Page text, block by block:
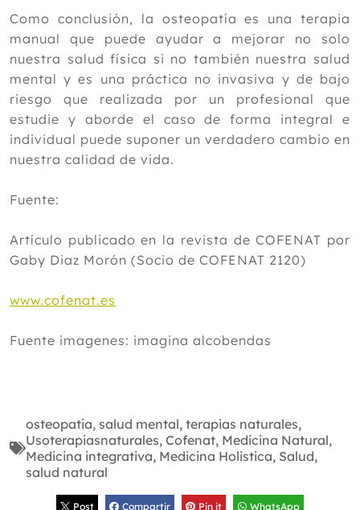
Como conclusión, la osteopatía es una terapia
manual que puede ayudar a mejorar no solo
nuestra salud física si no también nuestra salud
mental y es una práctica no invasiva y de bajo
riesgo que realizada por un profesional que
estudie y aborde el caso de forma integral e
individual puede suponer un verdadero cambio en
nuestra calidad de vida.
Fuente:
Artículo publicado en la revista de COFENAT por
Gaby Diaz Morón (Socio de COFENAT 2120)
www.cofenat.es
Fuente imagenes: imagina alcobendas
osteopatia, salud mental, terapias naturales,
Usoterapiasnaturales, Cofenat, Medicina Natural,
Medicina integrativa, Medicina Holistica, Salud,
salud natural
Post Compartir Pin it WhatsApp